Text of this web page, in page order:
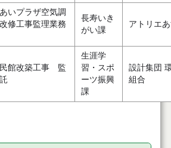
いプラザ空気調
修工事監理業務
長寿いき
がい課
アトリエ
館改築工事 監
生涯学
習・スポ
ーツ振興
課
設計集団
組合